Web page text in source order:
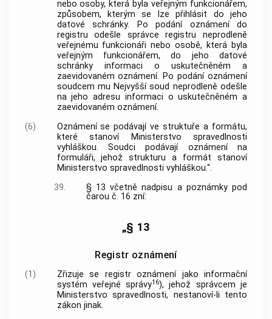
nebo osoby, která byla veřejným funkcionářem,
způsobem, kterým se lze přihlásit do jeho
datové schránky. Po podání oznámení do
registru odešle správce registru neprodleně
veřejnému funkcionáři nebo osobě, která byla
veřejným funkcionářem, do jeho datové
schránky informaci o uskutečněném a
zaevidovaném oznámení. Po podání oznámení
soudcem mu Nejvyšší soud neprodleně odešle
na jeho adresu informaci o uskutečněném a
zaevidovaném oznámení.
(6)
Oznámení se podávají ve struktuře a formátu,
které stanoví Ministerstvo spravedlnosti
vyhláškou. Soudci podávají oznámení na
formuláři, jehož strukturu a formát stanoví
Ministerstvo spravedlnosti vyhláškou.“.
39.
§ 13 včetně nadpisu a poznámky pod
čarou č. 16 zní:
„§ 13
Registr oznámení
(1)
Zřizuje se registr oznámení jako informační
systém veřejné správy16), jehož správcem je
Ministerstvo spravedlnosti, nestanoví-li tento
zákon jinak.